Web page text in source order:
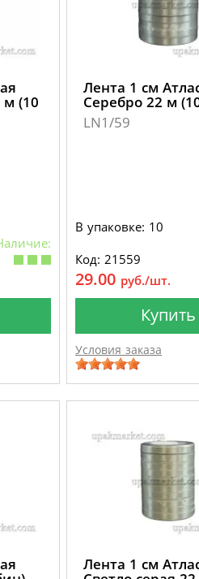
м (10
Лента 1 см
Серебро 22 м
LN1/59
В упаковке: 10
Код: 21559
29.00 руб./шт.
Купить
Условия заказа
Лента 1 см